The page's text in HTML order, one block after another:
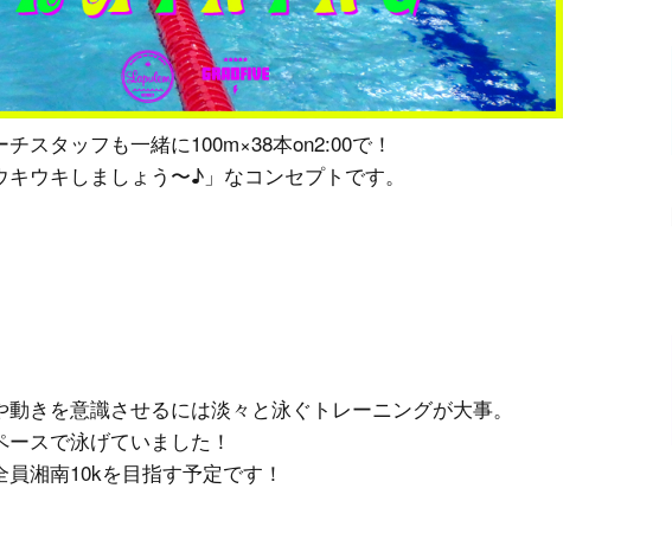
スタッフも一緒に100m×38本on2:00で！
キウキしましょう〜♪」なコンセプトです。
きを意識させるには淡々と泳ぐトレーニングが大事。
スで泳げていました！
湘南10kを目指す予定です！